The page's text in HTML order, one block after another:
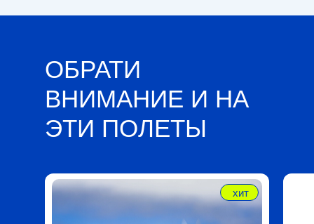
ОБРАТИ
ВНИМАНИЕ И НА
ЭТИ ПОЛЕТЫ
хит